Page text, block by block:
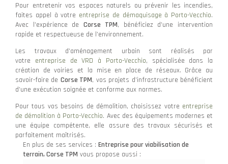
Pour entretenir vos espaces naturels ou prévenir les incendies,
faites appel à votre entreprise de démaquisage à Porto-Vecchio.
Avec l’expérience deCorse TPM, bénéficiez d’une intervention
rapide et respectueuse de l’environnement.
Les travaux d’aménagement urbain sont réalisés par
votre entreprise de VRD à Porto-Vecchio, spécialisée dans la
création de voiries et la mise en place de réseaux. Grâce au
savoir-faire de Corse TPM, vos projets d’infrastructure bénéficient
d’une exécution soignée et conforme aux normes.
Pour tous vos besoins de démolition, choisissez votre entreprise
de démolition à Porto-Vecchio. Avec des équipements modernes et
une équipe compétente, elle assure des travaux sécurisés et
parfaitement maîtrisés.
En plus de ses services : Entreprise pour viabilisation de
terrain, Corse TPM vous propose aussi :